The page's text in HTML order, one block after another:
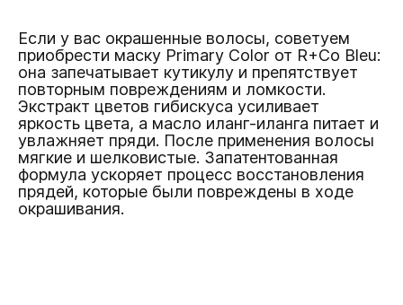
Если у вас окрашенные волосы, советуем
приобрести маску Primary Color от R+Co Bleu:
она запечатывает кутикулу и препятствует
повторным повреждениям и ломкости.
Экстракт цветов гибискуса усиливает
яркость цвета, а масло иланг-иланга питает и
увлажняет пряди. После применения волосы
мягкие и шелковистые. Запатентованная
формула ускоряет процесс восстановления
прядей, которые были повреждены в ходе
окрашивания.